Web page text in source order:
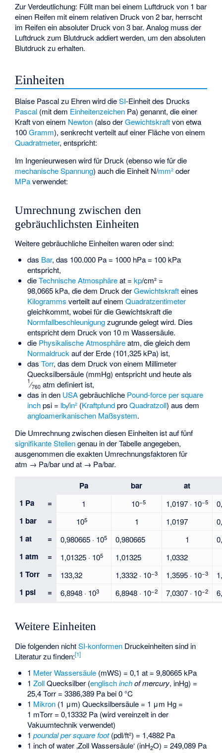
Zur Verdeutlichung: Füllt man bei einem Luftdruck von 1 bar
einen Reifen mit einem relativen Druck von 2 bar, herrscht
im Reifen ein absoluter Druck von 3 bar. Analog muss der
Luftdruck zum Blutdruck addiert werden, um den absoluten
Blutdruck zu erhalten.
Einheiten
Blaise Pascal zu Ehren wird dieSI-Einheit des Drucks
Pascal (mit dem Einheitenzeichen Pa) genannt, die einer
Kraft von einem Newton (also derGewichtskraftvon etwa
100Gramm), senkrecht verteilt auf einer Fläche von einem
Quadratmeter, entspricht:
Im Ingenieurwesen wird für Druck (ebenso wie für die
mechanische Spannung) auch die Einheit N/mm²oder
MPaverwendet:
Umrechnung zwischen den
gebräuchlichsten Einheiten
Weitere gebräuchliche Einheiten waren oder sind:
das Bar, das 100.000 Pa = 1000 hPa = 100 kPa
entspricht,
dieTechnische Atmosphäreat = kp/cm² =
98,0665 kPa, die dem Druck derGewichtskrafteines
Kilogramms verteilt auf einem Quadratzentimeter
gleichkommt, wobei für die Gewichtskraft die
Normfallbeschleunigungzugrunde gelegt wird. Dies
entspricht dem Druck von 10 m Wassersäule.
die Physikalische Atmosphäreatm, die gleich dem
Normaldruckauf der Erde (101,325 kPa) ist,
das Torr, das dem Druck von einem Millimeter
Quecksilbersäule (mmHg) entspricht und heute als
1⁄760atm definiert ist,
das in den USAgebräuchliche Pound-force per square
inchpsi = lbf/in²(KraftpfundproQuadratzoll) aus dem
angloamerikanischen Maßsystem.
Die Umrechnung zwischen diesen Einheiten ist auf fünf
signifikante Stellengenau in der Tabelle angegeben,
ausgenommen die exakten Umrechnungsfaktoren für
atm → Pa/bar undat → Pa/bar.
Pa bar
at
1 Pa
= 1 10−5 1,0197 · 10−5
1 bar = 105 1 1,0197
1 at = 0,980665 · 105 0,980665 1
1 atm = 1,01325 · 105 1,01325 1,0332
1 Torr = 133,32 1,3332 · 10−3 1,3595 · 10−3
1 psi = 6,8948 · 103 6,8948 · 10−2 7,0307 · 10−2
Weitere Einheiten
Die folgenden nichtSI-konformen Druckeinheiten sind in
Literatur zu finden:[1]
1 Meter Wassersäule(mWS) = 0,1 at = 9,80665 kPa
1 ZollQuecksilber (englisch inchof mercury, inHg) =
25,4 Torr = 3386,389 Pa bei 0 °C
1 Mikron(1 μm) Quecksilbersäule = 1 μm Hg =
1 mTorr = 0,13332 Pa (wird vereinzelt in der
Vakuumtechnik verwendet)
1 poundal per square foot(pdl/ft²) = 1,4882 Pa
1 inch of water ‚Zoll Wassersäule‘(inH2O) = 249,089 Pa